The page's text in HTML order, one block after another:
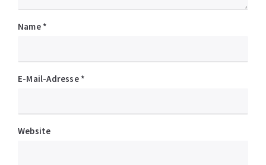
Name *
E-Mail-Adresse *
Website